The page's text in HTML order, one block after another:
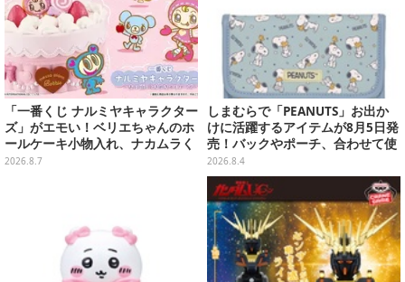
「一番くじ ナルミヤキャラクター
ズ」がエモい！ベリエちゃんのホ
ールケーキ小物入れ、ナカムラく
んのマスコットなどがズラリ
2026.8.7
しまむらで「PEANUTS」お出か
けに活躍するアイテムが8月5日発
売！バックやポーチ、合わせて使
いたいリール付きカラビナなど
2026.8.4